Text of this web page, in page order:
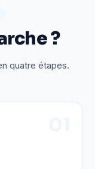
?
quatre étapes.